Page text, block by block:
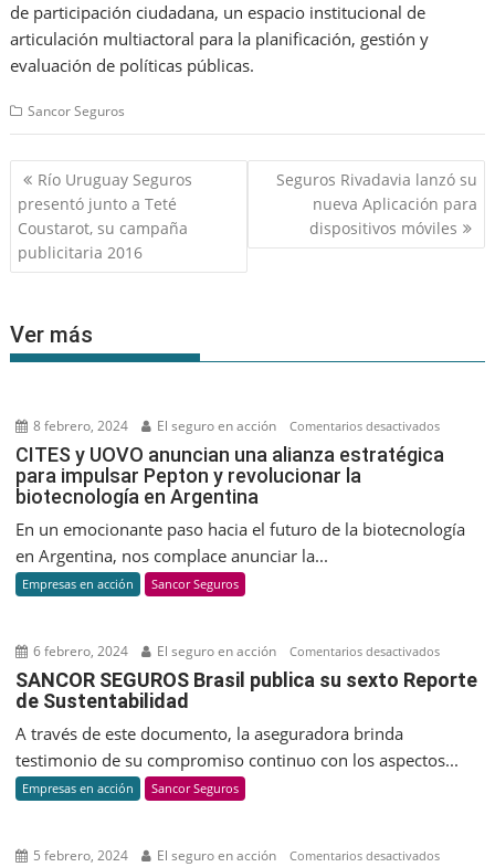
de participación ciudadana, un espacio institucional de
articulación multiactoral para la planificación, gestión y
evaluación de políticas públicas.
Sancor Seguros
Navegación
de
entradas
Río Uruguay Seguros
presentó junto a Teté
Coustarot, su campaña
publicitaria 2016
Seguros Rivadavia lanzó su
nueva Aplicación para
dispositivos móviles
Ver más
8 febrero, 2024 El seguro en acción Comentarios desactivadosen
CITES
anuncian
y
CITES y UOVO anuncian una alianza estratégica
para impulsar Pepton y revolucionar la
biotecnología en Argentina
En un emocionante paso hacia el futuro de la biotecnología
en Argentina, nos complace anunciar la...
Empresas en acción Sancor Seguros
6 febrero, 2024 El seguro en acción Comentarios desactivadosen
SANCOR
su
SANCOR SEGUROS Brasil publica su sexto Reporte
de Sustentabilidad
A través de este documento, la aseguradora brinda
testimonio de su compromiso continuo con los aspectos...
Empresas en acción Sancor Seguros
5 febrero, 2024 El seguro en acción Comentarios desactivadosen